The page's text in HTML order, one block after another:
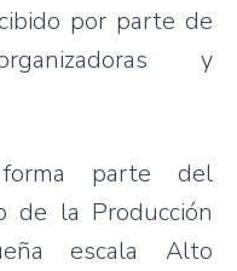
por parte de
y
forma parte del
de la Producción
escala Alto